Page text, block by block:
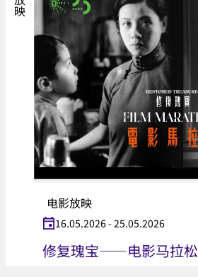
电影放映
16.05.2026 - 25.05.2026
修复瑰宝——电影马拉松